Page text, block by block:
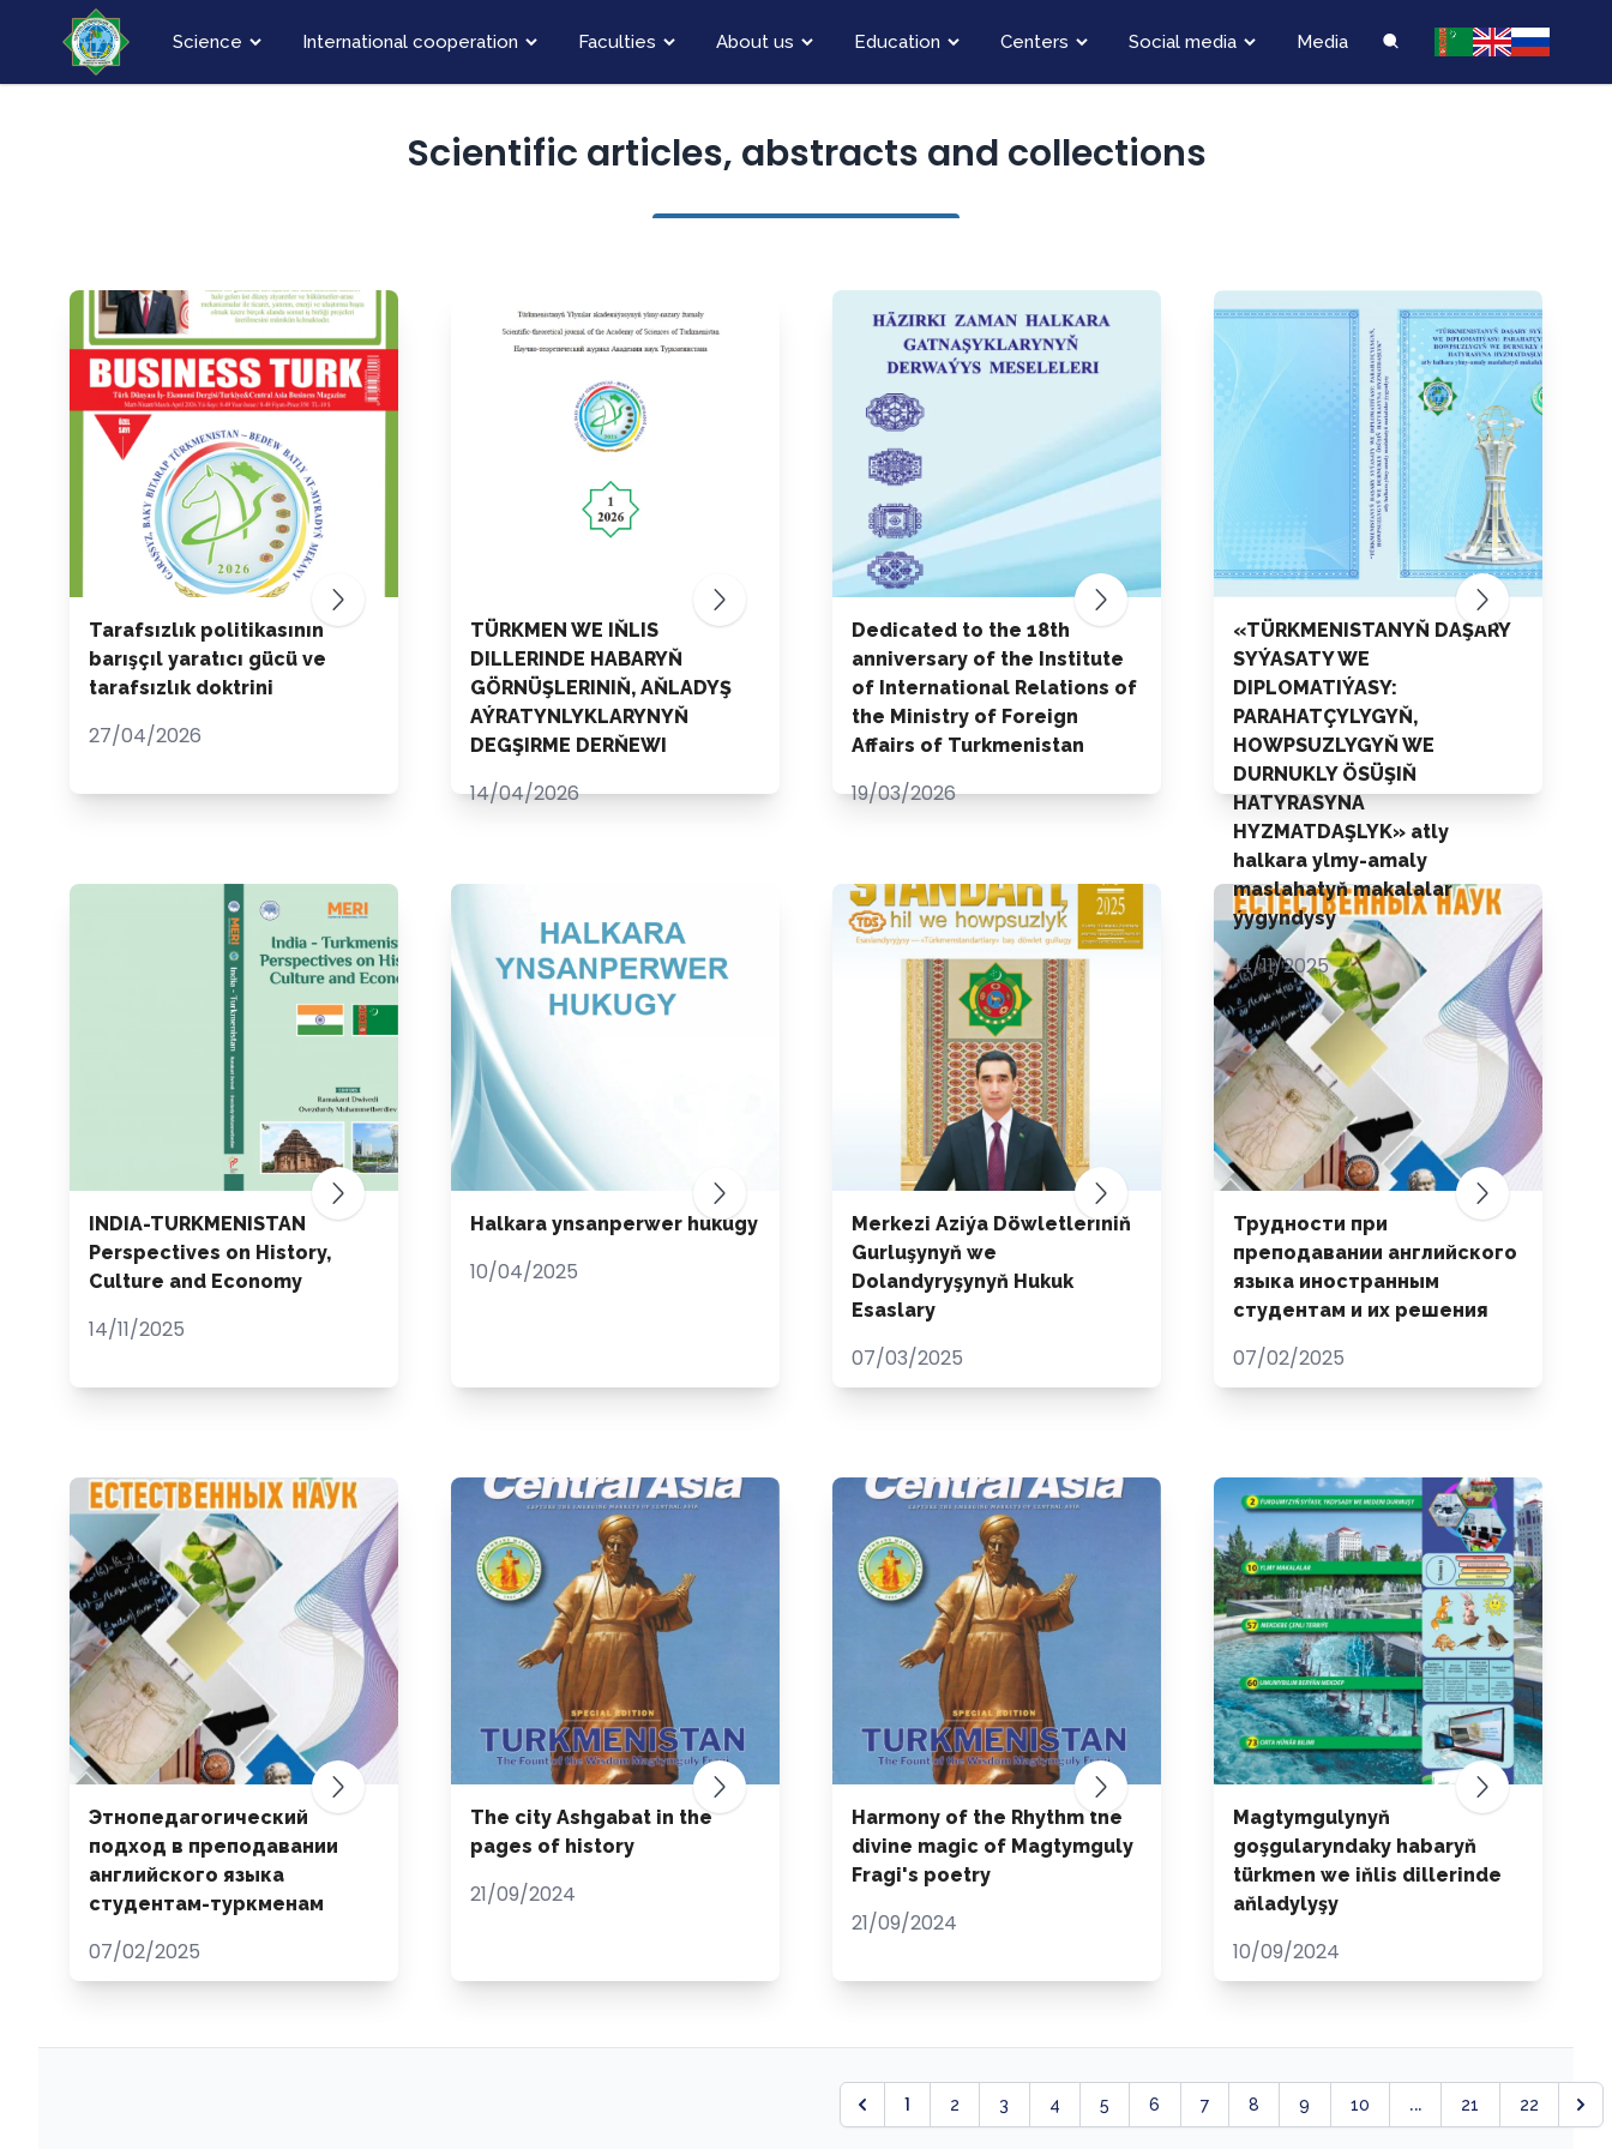
Science International cooperation Faculties About us Education Centers Social media Media
Scientific articles, abstracts and collections
Tarafsızlık politikasının
barışçıl yaratıcı gücü ve
tarafsızlık doktrini
27/04/2026
TÜRKMEN WE IŇLIS
DILLERINDE HABARYŇ
GÖRNÜŞLERINIŇ, AŇLADYŞ
AÝRATYNLYKLARYNYŇ
DEGŞIRME DERŇEWI
14/04/2026
Dedicated to the 18th
anniversary of the Institute
of International Relations of
the Ministry of Foreign
Affairs of Turkmenistan
19/03/2026
«TÜRKMENISTANYŇ DAŞARY
SYÝASATY WE
DIPLOMATIÝASY:
PARAHATÇYLYGYŇ,
HOWPSUZLYGYŇ WE
DURNUKLY ÖSÜŞIŇ
HATYRASYNA
HYZMATDAŞLYK» atly
halkara ylmy-amaly
maslahatyň makalalar
ýygyndysy
14/11/2025
INDIA-TURKMENISTAN
Perspectives on History,
Culture and Economy
14/11/2025
Halkara ynsanperwer hukugy
10/04/2025
Merkezi Aziýa Döwletleriniň
Gurluşynyň we
Dolandyryşynyň Hukuk
Esaslary
07/03/2025
Трудности при
преподавании английского
языка иностранным
студентам и их решения
07/02/2025
Этнопедагогический
подход в преподавании
английского языка
студентам-туркменам
07/02/2025
The city Ashgabat in the
pages of history
21/09/2024
Harmony of the Rhythm the
divine magic of Magtymguly
Fragi's poetry
21/09/2024
Magtymgulynyň
goşgularyndaky habaryň
türkmen we iňlis dillerinde
aňladylyşy
10/09/2024
1 2 3 4 5 6 7 8 9 10 ... 21 22